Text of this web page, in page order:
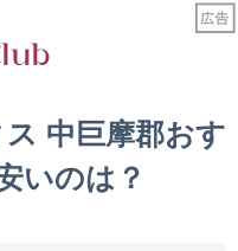
ス 中巨摩郡おす
いのは？